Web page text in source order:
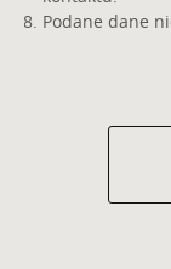
Podane dane